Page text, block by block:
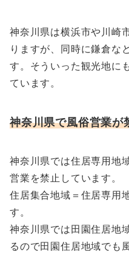
神奈川県は横浜市や川崎
りますが、同時に鎌倉な
す。そういった観光地に
ています。
神奈川県で風俗営業が
神奈川県では住居専用地
営業を禁止しています。
住居集合地域＝住居専用
す。
神奈川県では田園住居地
るので田園住居地域でも